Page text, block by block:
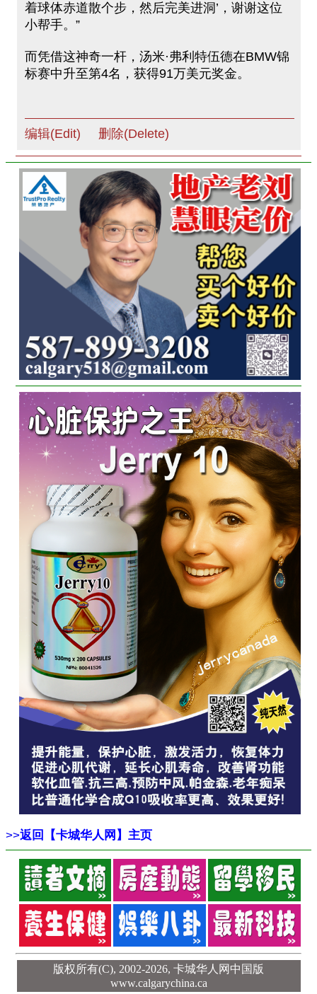
着球体赤道散个步，然后完美进洞’，谢谢这位
小帮手。”
而凭借这神奇一杆，汤米·弗利特伍德在BMW锦
标赛中升至第4名，获得91万美元奖金。
编辑(Edit) 删除(Delete)
>>返回【卡城华人网】主页
版权所有(C), 2002-2026, 卡城华人网中国版
www.calgarychina.ca